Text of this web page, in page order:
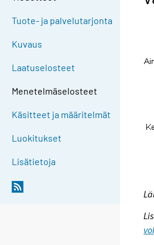
Tuote- ja palvelutarjonta
Kuvaus
Laatuselosteet
Menetelmäselosteet
Käsitteet ja määritelmät
Luokitukset
Lisätietoja